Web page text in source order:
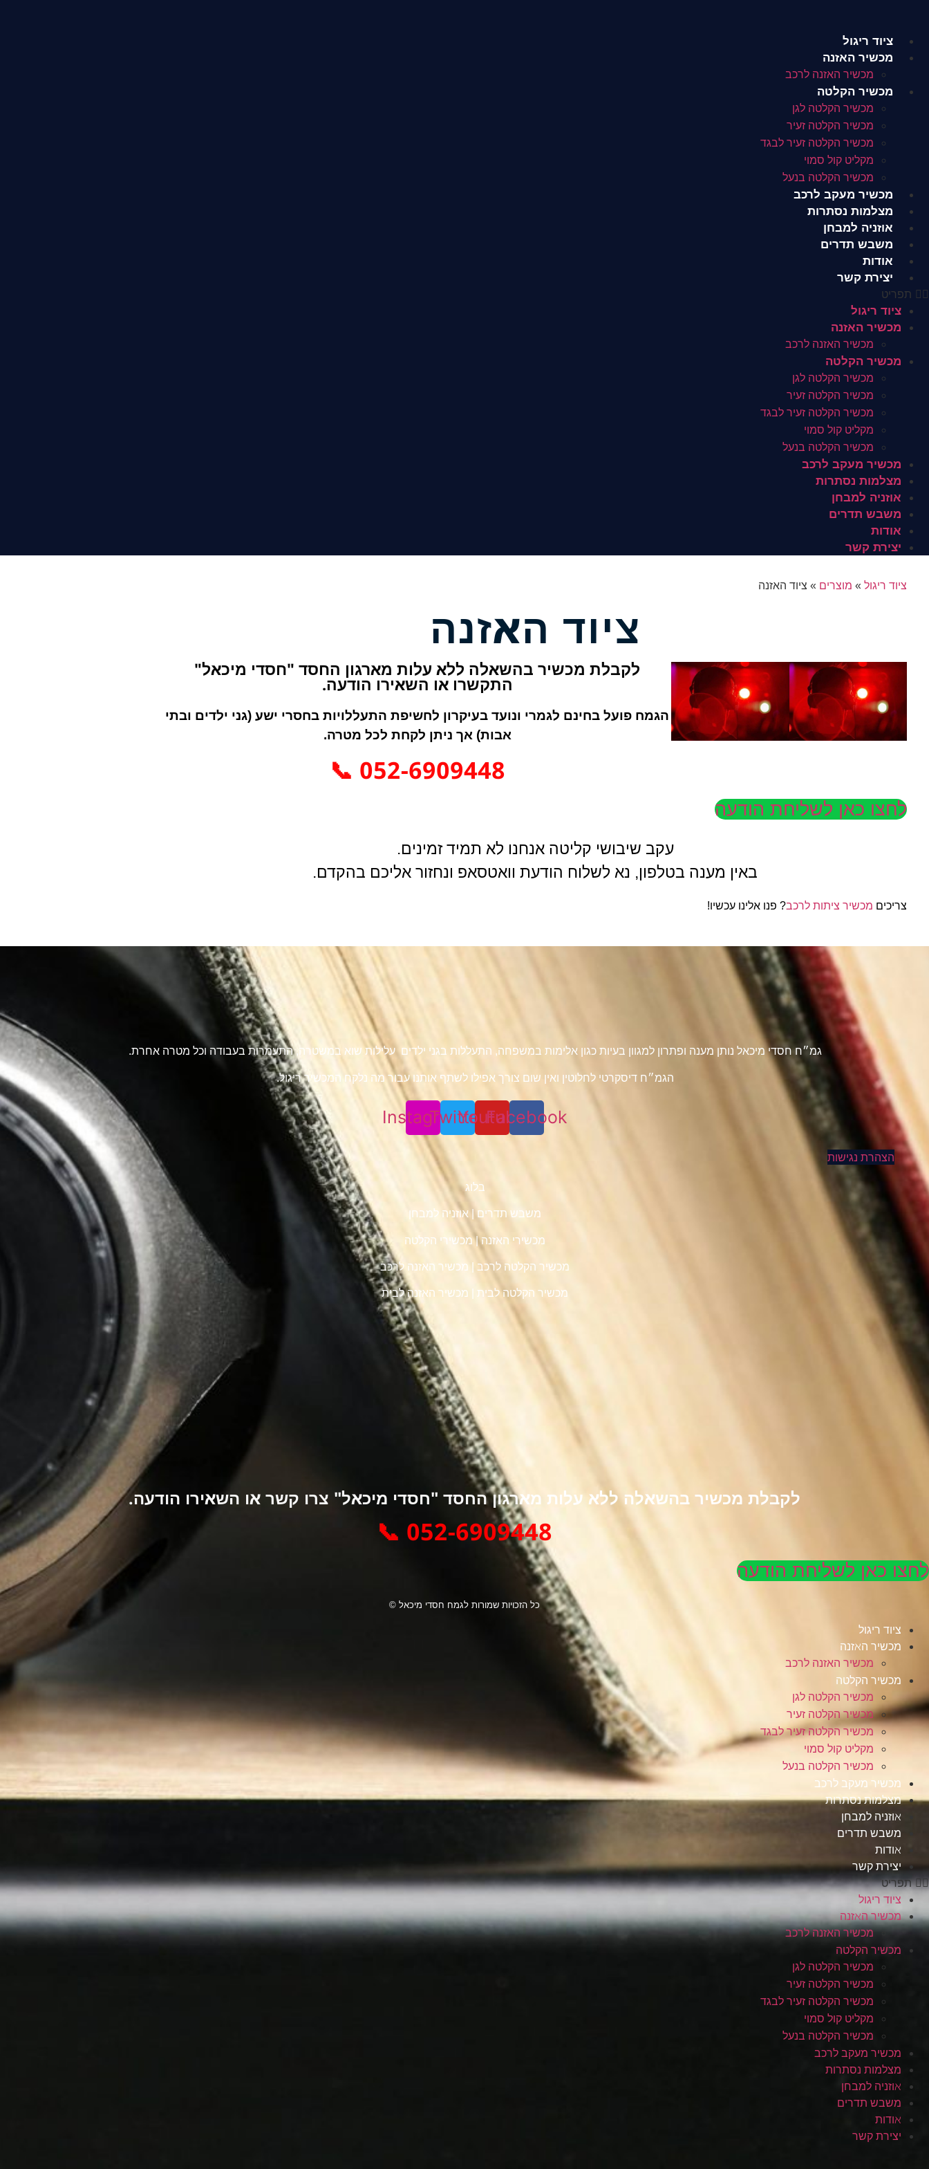
ציוד ריגול
מכשיר האזנה
מכשיר האזנה לרכב
מכשיר הקלטה
מכשיר הקלטה לגן
מכשיר הקלטה זעיר
מכשיר הקלטה זעיר לבגד
מקליט קול סמוי
מכשיר הקלטה בנעל
מכשיר מעקב לרכב
מצלמות נסתרות
אוזניה למבחן
משבש תדרים
אודות
יצירת קשר
תפריט
ציוד ריגול
מכשיר האזנה
מכשיר האזנה לרכב
מכשיר הקלטה
מכשיר הקלטה לגן
מכשיר הקלטה זעיר
מכשיר הקלטה זעיר לבגד
מקליט קול סמוי
מכשיר הקלטה בנעל
מכשיר מעקב לרכב
מצלמות נסתרות
אוזניה למבחן
משבש תדרים
אודות
יצירת קשר
ציוד ריגול » מוצרים » ציוד האזנה
ציוד האזנה
לקבלת מכשיר בהשאלה ללא עלות מארגון החסד "חסדי מיכאל"
התקשרו או השאירו הודעה.
הגמח פועל בחינם לגמרי ונועד בעיקרון לחשיפת התעללויות בחסרי ישע (גני ילדים ובתי
אבות) אך ניתן לקחת לכל מטרה.
052-6909448 📞
לחצו כאן לשליחת הודעה
עקב שיבושי קליטה אנחנו לא תמיד זמינים.
באין מענה בטלפון, נא לשלוח הודעת וואטסאפ ונחזור אליכם בהקדם.
צריכים מכשיר ציתות לרכב? פנו אלינו עכשיו!
גמ״ח חסדי מיכאל נותן מענה ופתרון למגוון בעיות כגון אלימות במשפחה, התעללות בגני ילדים עלילות שוא במשטרה, התעמרות בעבודה וכל מטרה אחרת.
הגמ״ח דיסקרטי לחלוטין ואין שום צורך אפילו לשתף אותנו עבור מה נלקח המכשיר ריגול.
Facebook
Youtube
Twitter
Instagram
הצהרת נגישות
בלוג
משבש תדרים אוזניה למבחן
מכשירי האזנה|מכשירי הקלטה
מכשיר הקלטה לרכב מכשיר האזנה לרכב
מכשיר הקלטה לבית מכשיר האזנה לבית
לקבלת מכשיר בהשאלה ללא עלות מארגון החסד "חסדי מיכאל" צרו קשר או השאירו הודעה.
052-6909448 📞
לחצו כאן לשליחת הודעה
כל הזכויות שמורות לגמח חסדי מיכאל ©
ציוד ריגול
מכשיר האזנה
מכשיר האזנה לרכב
מכשיר הקלטה
מכשיר הקלטה לגן
מכשיר הקלטה זעיר
מכשיר הקלטה זעיר לבגד
מקליט קול סמוי
מכשיר הקלטה בנעל
מכשיר מעקב לרכב
מצלמות נסתרות
אוזניה למבחן
משבש תדרים
אודות
יצירת קשר
תפריט
ציוד ריגול
מכשיר האזנה
מכשיר האזנה לרכב
מכשיר הקלטה
מכשיר הקלטה לגן
מכשיר הקלטה זעיר
מכשיר הקלטה זעיר לבגד
מקליט קול סמוי
מכשיר הקלטה בנעל
מכשיר מעקב לרכב
מצלמות נסתרות
אוזניה למבחן
משבש תדרים
אודות
יצירת קשר